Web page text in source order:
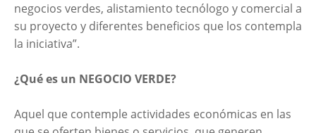
negocios verdes, alistamiento tecnólogo y comercial a
su proyecto y diferentes beneficios que los contempla
la iniciativa”.
¿Qué es un NEGOCIO VERDE?
Aquel que contemple actividades económicas en las